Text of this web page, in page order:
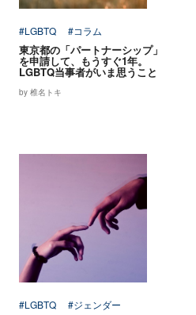
#LGBTQ #コラム
東京都の「パートナーシップ」
を申請して、もうすぐ1年。
LGBTQ当事者がいま思うこと
by 椎名トキ
#LGBTQ #ジェンダー